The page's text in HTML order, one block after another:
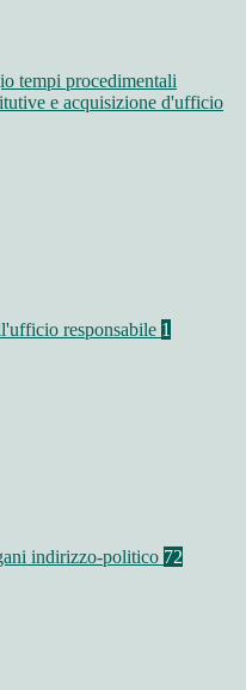
tempi procedimentali
e acquisizione d'ufficio
responsabile 1
indirizzo-politico 72